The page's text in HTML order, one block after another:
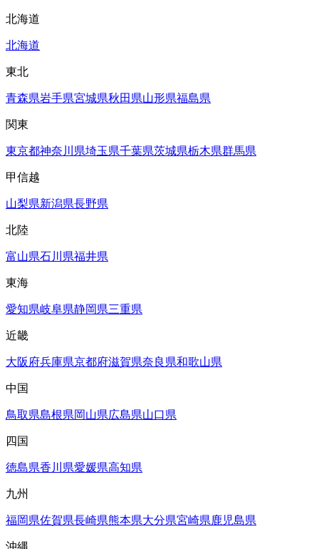
北海道
北海道
東北
青森県岩手県宮城県秋田県山形県福島県
関東
東京都神奈川県埼玉県千葉県茨城県栃木県群馬県
甲信越
山梨県新潟県長野県
北陸
富山県石川県福井県
東海
愛知県岐阜県静岡県三重県
近畿
大阪府兵庫県京都府滋賀県奈良県和歌山県
中国
鳥取県島根県岡山県広島県山口県
四国
徳島県香川県愛媛県高知県
九州
福岡県佐賀県長崎県熊本県大分県宮崎県鹿児島県